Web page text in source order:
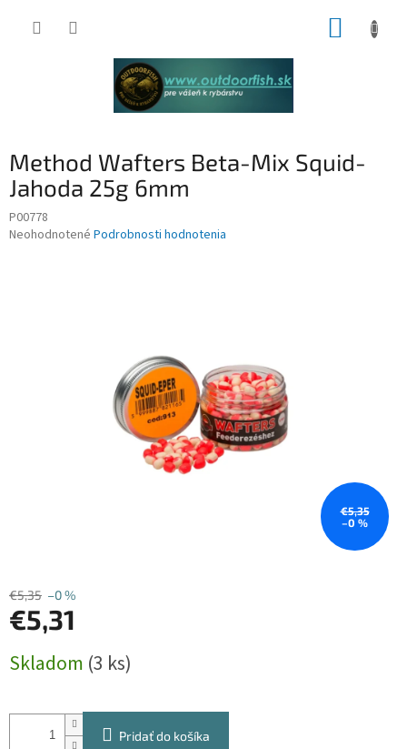
Method Wafters Beta-Mix Squid-
Jahoda 25g 6mm
P00778
Priemerné
Neohodnotené Podrobnosti hodnotenia
€5,35
–0 %
€5,35 –0 %
€5,31
cena:
Skladom (3 ks)
Pridať do košíka